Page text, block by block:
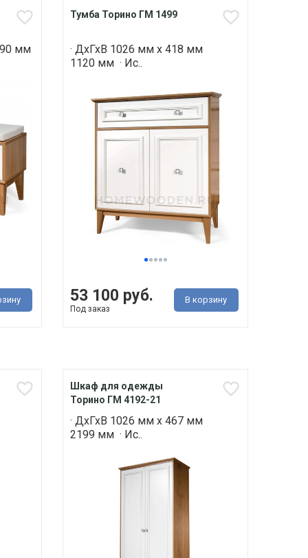
мм
Тумба Торино ГМ 1499
· ДхГхВ 1026 мм х 418 мм
1120 мм · Ис..
53 100 руб.
Под заказ
В корзину
Шкаф для одежды
Торино ГМ 4192-21
· ДхГхВ 1026 мм х 467 мм
2199 мм · Ис..